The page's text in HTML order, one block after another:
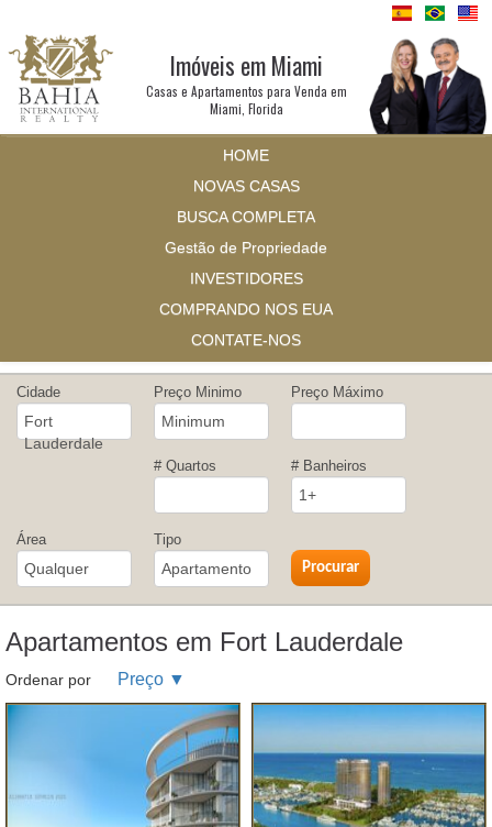
Imóveis em Miami
Casas e Apartamentos para Venda em
Miami, Florida
HOME
NOVAS CASAS
BUSCA COMPLETA
Gestão de Propriedade
INVESTIDORES
COMPRANDO NOS EUA
CONTATE-NOS
Cidade
Fort
Lauderdale
Preço Minimo
Minimum
Preço Máximo
# Quartos # Banheiros
1+
Área
Qualquer
Tipo
Apartamento
Apartamentos em Fort Lauderdale
Ordenar por Preço ▼